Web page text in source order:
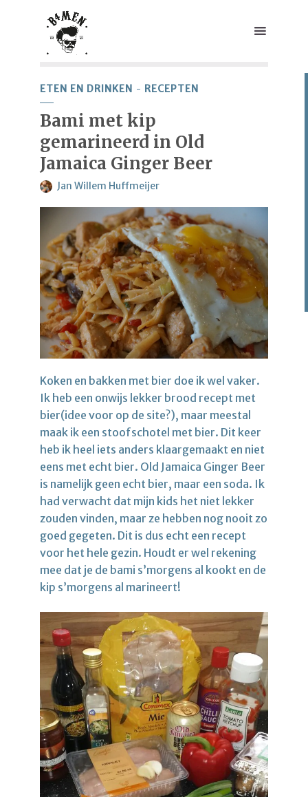
ETEN EN DRINKEN RECEPTEN
Bami met kip
gemarineerd in Old
Jamaica Ginger Beer
Jan Willem Huffmeijer
Koken en bakken met bier doe ik wel vaker.
Ik heb een onwijs lekker brood recept met
bier(idee voor op de site?), maar meestal
maak ik een stoofschotel met bier. Dit keer
heb ik heel iets anders klaargemaakt en niet
eens met echt bier. Old Jamaica Ginger Beer
is namelijk geen echt bier, maar een soda. Ik
had verwacht dat mijn kids het niet lekker
zouden vinden, maar ze hebben nog nooit zo
goed gegeten. Dit is dus echt een recept
voor het hele gezin. Houdt er wel rekening
mee dat je de bami s’morgens al kookt en de
kip s’morgens al marineert!